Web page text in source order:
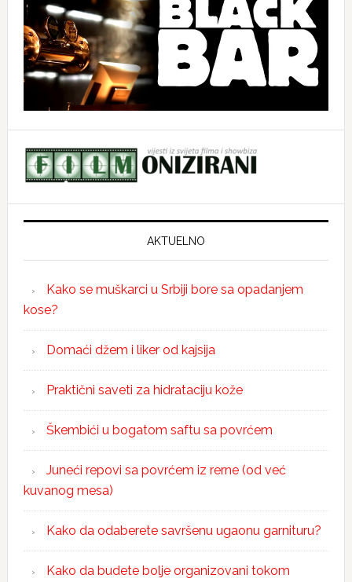
AKTUELNO
Kako se muškarci u Srbiji bore sa opadanjem
kose?
Domaći džem i liker od kajsija
Praktični saveti za hidrataciju kože
Škembići u bogatom saftu sa povrćem
Juneći repovi sa povrćem iz rerne (od već
kuvanog mesa)
Kako da odaberete savršenu ugaonu garnituru?
Kako da budete bolje organizovani tokom